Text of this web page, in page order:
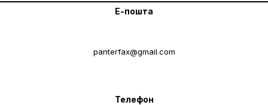
Е-пошта
panterfax@gmail.com
Телефон